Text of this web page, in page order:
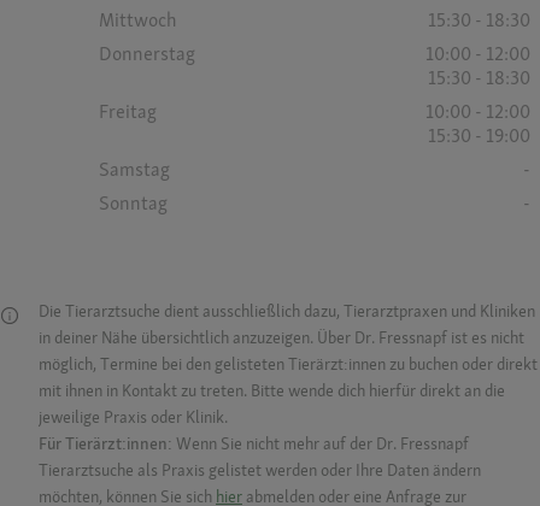
Mittwoch
15:30 - 18:30
Donnerstag
10:00 - 12:00
15:30 - 18:30
Freitag
10:00 - 12:00
15:30 - 19:00
Samstag
-
Sonntag
-
Die Tierarztsuche dient ausschließlich dazu, Tierarztpraxen und Kliniken
in deiner Nähe übersichtlich anzuzeigen. Über Dr. Fressnapf ist es nicht
möglich, Termine bei den gelisteten Tierärzt:innen zu buchen oder direkt
mit ihnen in Kontakt zu treten. Bitte wende dich hierfür direkt an die
jeweilige Praxis oder Klinik.
Für Tierärzt:innen: Wenn Sie nicht mehr auf der Dr. Fressnapf
Tierarztsuche als Praxis gelistet werden oder Ihre Daten ändern
möchten, können Sie sich hier abmelden oder eine Anfrage zur